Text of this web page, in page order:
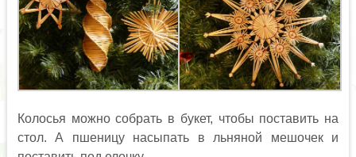
Колосья можно собрать в букет, чтобы поставить на
стол. А пшеницу насыпать в льняной мешочек и